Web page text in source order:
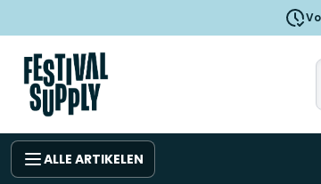
ALLE ARTIKELEN